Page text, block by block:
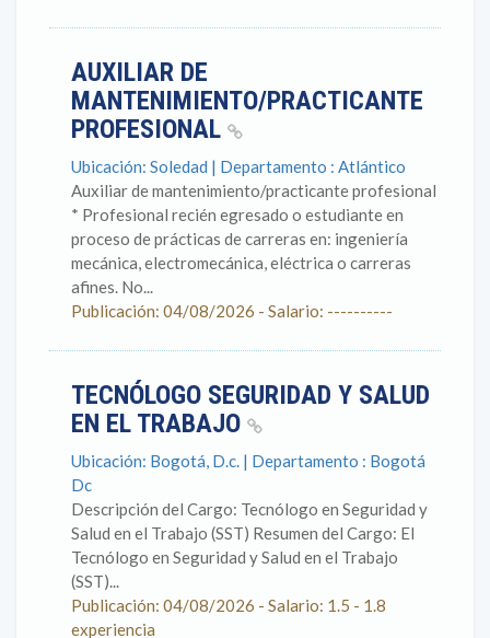
AUXILIAR DE
MANTENIMIENTO/PRACTICANTE
PROFESIONAL
Ubicación: Soledad | Departamento : Atlántico
Auxiliar de mantenimiento/practicante profesional
* Profesional recién egresado o estudiante en
proceso de prácticas de carreras en: ingeniería
mecánica, electromecánica, eléctrica o carreras
afines. No...
Publicación: 04/08/2026 - Salario: ----------
TECNÓLOGO SEGURIDAD Y SALUD
EN EL TRABAJO
Ubicación: Bogotá, D.c. | Departamento : Bogotá
Dc
Descripción del Cargo: Tecnólogo en Seguridad y
Salud en el Trabajo (SST) Resumen del Cargo: El
Tecnólogo en Seguridad y Salud en el Trabajo
(SST)...
Publicación: 04/08/2026 - Salario: 1.5 - 1.8
experiencia